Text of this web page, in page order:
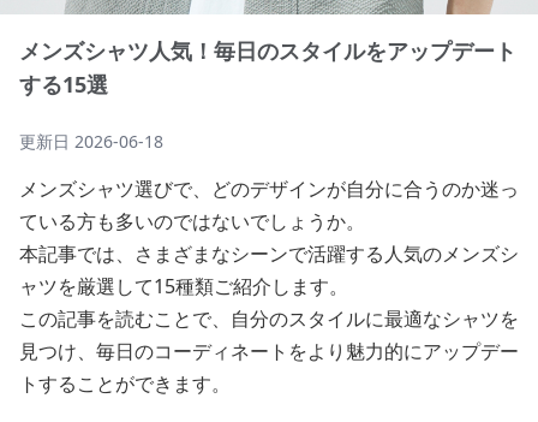
メンズシャツ人気！毎日のスタイルをアップデート
する15選
更新日 2026-06-18
メンズシャツ選びで、どのデザインが自分に合うのか迷っ
ている方も多いのではないでしょうか。
本記事では、さまざまなシーンで活躍する人気のメンズシ
ャツを厳選して15種類ご紹介します。
この記事を読むことで、自分のスタイルに最適なシャツを
見つけ、毎日のコーディネートをより魅力的にアップデー
トすることができます。